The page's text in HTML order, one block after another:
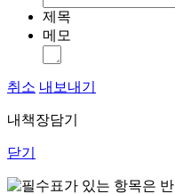
제목
메모
취소 내보내기
내책장담기
닫기
표가 있는 항목은